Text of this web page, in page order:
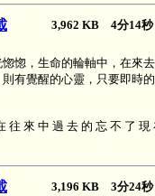
3,962 KB 4分14
惚，生命的輪軸中，在來
有覺醒的心靈，只要即時
往 來 中 過 去 的 忘 不 了
3,196 KB 3分24